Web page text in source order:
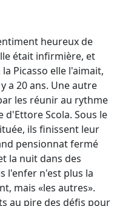
heureux de
était infirmière, et
Picasso elle l'aimait,
a 20 ans. Une autre
les réunir au rythme
d'Ettore Scola. Sous le
ils finissent leur
pensionnat fermé
la nuit dans des
l'enfer n'est plus la
mais «les autres».
au pire des défis pour